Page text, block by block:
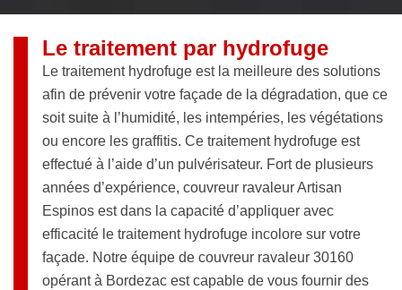
Le traitement par hydrofuge
Le traitement hydrofuge est la meilleure des solutions
afin de prévenir votre façade de la dégradation, que ce
soit suite à l’humidité, les intempéries, les végétations
ou encore les graffitis. Ce traitement hydrofuge est
effectué à l’aide d’un pulvérisateur. Fort de plusieurs
années d’expérience, couvreur ravaleur Artisan
Espinos est dans la capacité d’appliquer avec
efficacité le traitement hydrofuge incolore sur votre
façade. Notre équipe de couvreur ravaleur 30160
opérant à Bordezac est capable de vous fournir des